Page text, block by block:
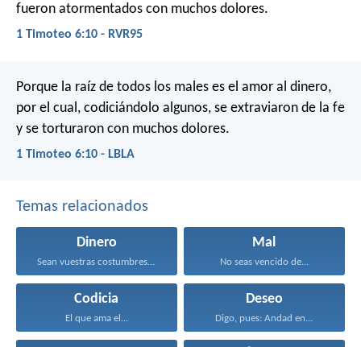
fueron atormentados con muchos dolores.
1 Timoteo 6:10 - RVR95
Porque la raíz de todos los males es el amor al dinero,
por el cual, codiciándolo algunos, se extraviaron de la fe
y se torturaron con muchos dolores.
1 Timoteo 6:10 - LBLA
Temas relacionados
Dinero
Sean vuestras costumbres sin...
Mal
No seas vencido de...
Codicia
El que ama el...
Deseo
Digo, pues: Andad en...